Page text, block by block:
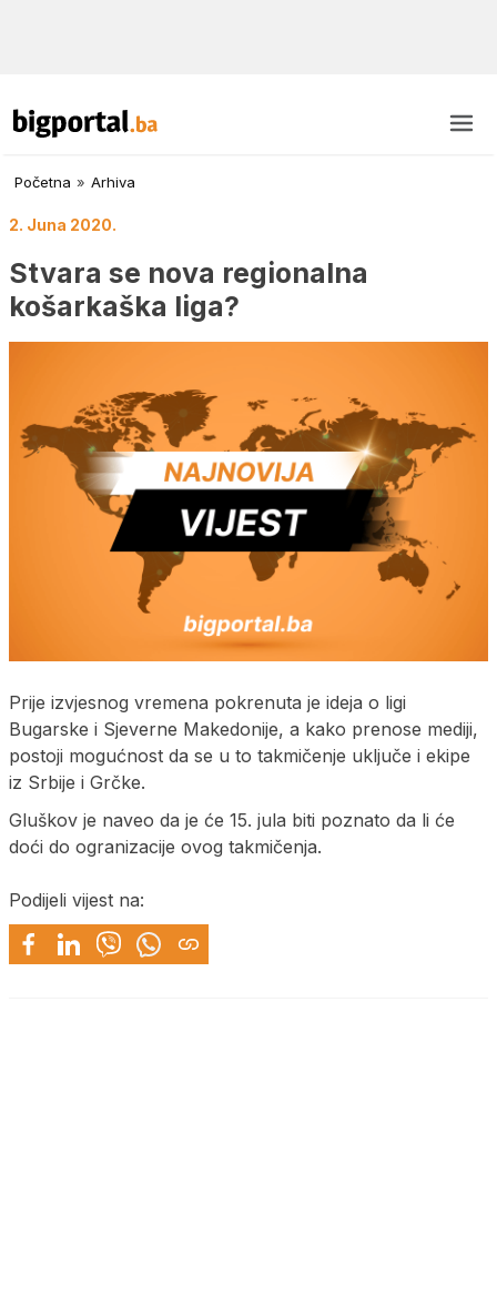
Početna » Arhiva
2. Juna 2020.
Stvara se nova regionalna
košarkaška liga?
Prije izvjesnog vremena pokrenuta je ideja o ligi
Bugarske i Sjeverne Makedonije, a kako prenose mediji,
postoji mogućnost da se u to takmičenje uključe i ekipe
iz Srbije i Grčke.
Gluškov je naveo da je će 15. jula biti poznato da li će
doći do ogranizacije ovog takmičenja.
Podijeli vijest na: